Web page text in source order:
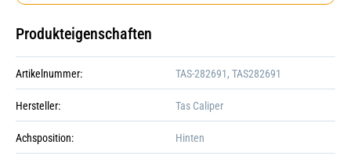
Produkteigenschaften
Artikelnummer: TAS-282691, TAS282691
Hersteller: Tas Caliper
Achsposition: Hinten